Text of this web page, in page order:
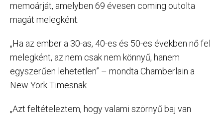
memoárját, amelyben 69 évesen coming outolta
magát melegként.
„Ha az ember a 30-as, 40-es és 50-es években nő fel
melegként, az nem csak nem könnyű, hanem
egyszerűen lehetetlen” – mondta Chamberlain a
New York Timesnak.
„Azt feltételeztem, hogy valami szörnyű baj van